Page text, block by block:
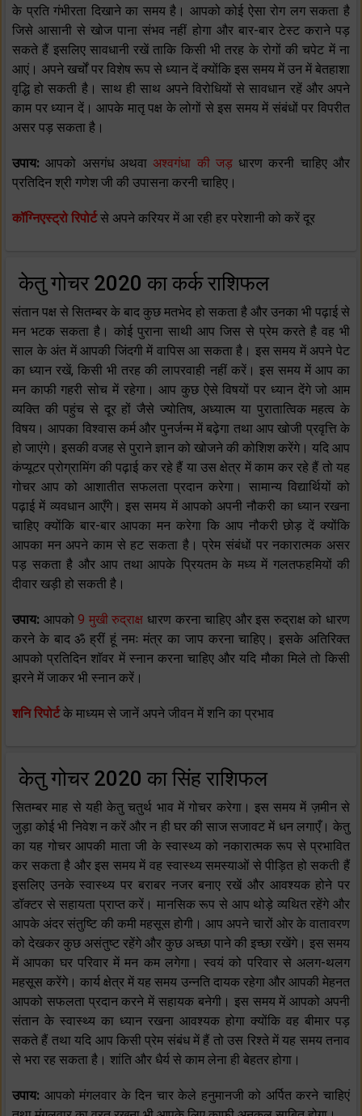
के प्रति गंभीरता दिखाने का समय है। आपको कोई ऐसा रोग लग सकता है
जिसे आसानी से खोज पाना संभव नहीं होगा और बार-बार टेस्ट कराने पड़
सकते हैं इसलिए सावधानी रखें ताकि किसी भी तरह के रोगों की चपेट में ना
आएं। अपने खर्चों पर विशेष रूप से ध्यान दें क्योंकि इस समय में उन में बेतहाशा
वृद्धि हो सकती है। साथ ही साथ अपने विरोधियों से सावधान रहें और अपने
काम पर ध्यान दें। आपके मातृ पक्ष के लोगों से इस समय में संबंधों पर विपरीत
असर पड़ सकता है।
उपाय:आपको असगंध अथवाअश्वगंधा की जड़धारण करनी चाहिए और
प्रतिदिन श्री गणेश जी की उपासना करनी चाहिए।
कॉग्निएस्ट्रो रिपोर्टसे अपने करियर में आ रही हर परेशानी को करें दूर
केतु गोचर 2020 का कर्क राशिफल
संतान पक्ष से सितम्बर के बाद कुछ मतभेद हो सकता है और उनका भी पढ़ाई से
मन भटक सकता है। कोई पुराना साथी आप जिस से प्रेम करते है वह भी
साल के अंत में आपकी जिंदगी में वापिस आ सकता है। इस समय में अपने पेट
का ध्यान रखें, किसी भी तरह की लापरवाही नहीं करें। इस समय में आप का
मन काफी गहरी सोच में रहेगा। आप कुछ ऐसे विषयों पर ध्यान देंगे जो आम
व्यक्ति की पहुंच से दूर हों जैसे ज्योतिष, अध्यात्म या पुरातात्विक महत्व के
विषय। आपका विश्वास कर्म और पुनर्जन्म में बढ़ेगा तथा आप खोजी प्रवृत्ति के
हो जाएंगे। इसकी वजह से पुराने ज्ञान को खोजने की कोशिश करेंगे। यदि आप
कंप्यूटर प्रोग्रामिंग की पढ़ाई कर रहे हैं या उस क्षेत्र में काम कर रहे हैं तो यह
गोचर आप को आशातीत सफलता प्रदान करेगा। सामान्य विद्यार्थियों को
पढ़ाई में व्यवधान आएँगे। इस समय में आपको अपनी नौकरी का ध्यान रखना
चाहिए क्योंकि बार-बार आपका मन करेगा कि आप नौकरी छोड़ दें क्योंकि
आपका मन अपने काम से हट सकता है। प्रेम संबंधों पर नकारात्मक असर
पड़ सकता है और आप तथा आपके प्रियतम के मध्य में गलतफहमियों की
दीवार खड़ी हो सकती है।
उपाय: आपको 9 मुखी रुद्राक्ष धारण करना चाहिए और इस रुद्राक्ष को धारण
करने के बाद ॐ ह्रीं हूं नमः मंत्र का जाप करना चाहिए। इसके अतिरिक्त
आपको प्रतिदिन शाॅवर में स्नान करना चाहिए और यदि मौका मिले तो किसी
झरने में जाकर भी स्नान करें।
शनि रिपोर्टके माध्यम से जानें अपने जीवन में शनि का प्रभाव
केतु गोचर 2020 का सिंह राशिफल
सितम्बर माह से यही केतु चतुर्थ भाव में गोचर करेगा। इस समय में ज़मीन से
जुड़ा कोई भी निवेश न करें और न ही घर की साज सजावट में धन लगाएँ। केतु
का यह गोचर आपकी माता जी के स्वास्थ्य को नकारात्मक रूप से प्रभावित
कर सकता है और इस समय में वह स्वास्थ्य समस्याओं से पीड़ित हो सकती हैं
इसलिए उनके स्वास्थ्य पर बराबर नजर बनाए रखें और आवश्यक होने पर
डॉक्टर से सहायता प्राप्त करें। मानसिक रूप से आप थोड़े व्यथित रहेंगे और
आपके अंदर संतुष्टि की कमी महसूस होगी। आप अपने चारों ओर के वातावरण
को देखकर कुछ असंतुष्ट रहेंगे और कुछ अच्छा पाने की इच्छा रखेंगे। इस समय
में आपका घर परिवार में मन कम लगेगा। स्वयं को परिवार से अलग-थलग
महसूस करेंगे। कार्य क्षेत्र में यह समय उन्नति दायक रहेगा और आपकी मेहनत
आपको सफलता प्रदान करने में सहायक बनेगी। इस समय में आपको अपनी
संतान के स्वास्थ्य का ध्यान रखना आवश्यक होगा क्योंकि वह बीमार पड़
सकते हैं तथा यदि आप किसी प्रेम संबंध में हैं तो उस रिश्ते में यह समय तनाव
से भरा रह सकता है। शांति और धैर्य से काम लेना ही बेहतर होगा।
उपाय: आपको मंगलवार के दिन चार केले हनुमानजी को अर्पित करने चाहिएं